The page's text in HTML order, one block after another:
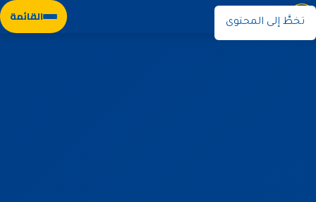
تخطَّ إلى المحتوى القائمة نوران